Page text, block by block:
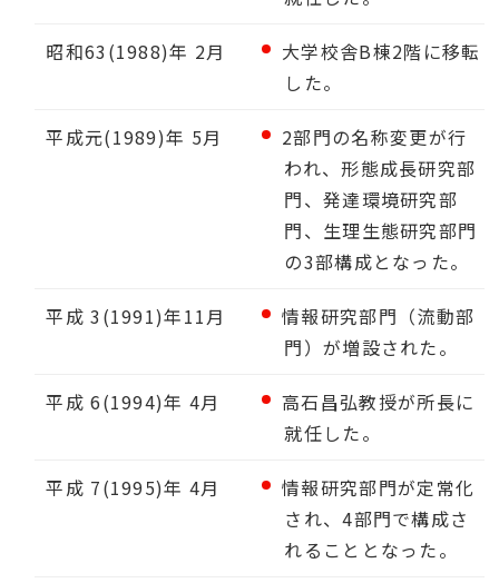
昭和63(1988)年 2月
大学校舎B棟2階に移転
した。
平成元(1989)年 5月
2部門の名称変更が行
われ、形態成長研究部
門、発達環境研究部
門、生理生態研究部門
の3部構成となった。
平成 3(1991)年11月
情報研究部門（流動部
門）が増設された。
平成 6(1994)年 4月
高石昌弘教授が所長に
就任した。
平成 7(1995)年 4月
情報研究部門が定常化
され、4部門で構成さ
れることとなった。